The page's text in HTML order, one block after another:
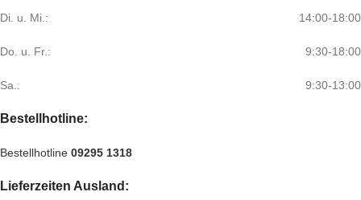
Di. u. Mi.: 14:00-18:00
Do. u. Fr.: 9:30-18:00
Sa.: 9:30-13:00
Bestellhotline:
Bestellhotline 09295 1318
Lieferzeiten Ausland: